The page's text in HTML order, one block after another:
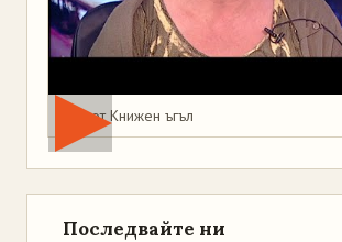
Мая от Книжен ъгъл
Последвайте ни